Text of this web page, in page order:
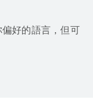
好的語言，但可